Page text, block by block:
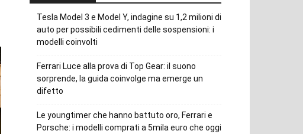
Tesla Model 3 e Model Y, indagine su 1,2 milioni di
auto per possibili cedimenti delle sospensioni: i
modelli coinvolti
Ferrari Luce alla prova di Top Gear: il suono
sorprende, la guida coinvolge ma emerge un
difetto
Le youngtimer che hanno battuto oro, Ferrari e
Porsche: i modelli comprati a 5mila euro che oggi